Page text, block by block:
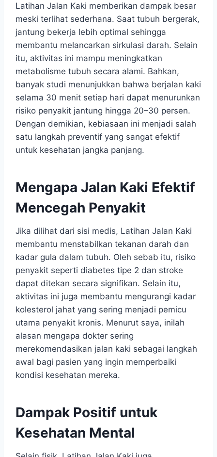
Latihan Jalan Kaki memberikan dampak besar
meski terlihat sederhana. Saat tubuh bergerak,
jantung bekerja lebih optimal sehingga
membantu melancarkan sirkulasi darah. Selain
itu, aktivitas ini mampu meningkatkan
metabolisme tubuh secara alami. Bahkan,
banyak studi menunjukkan bahwa berjalan kaki
selama 30 menit setiap hari dapat menurunkan
risiko penyakit jantung hingga 20–30 persen.
Dengan demikian, kebiasaan ini menjadi salah
satu langkah preventif yang sangat efektif
untuk kesehatan jangka panjang.
Mengapa Jalan Kaki Efektif
Mencegah Penyakit
Jika dilihat dari sisi medis, Latihan Jalan Kaki
membantu menstabilkan tekanan darah dan
kadar gula dalam tubuh. Oleh sebab itu, risiko
penyakit seperti diabetes tipe 2 dan stroke
dapat ditekan secara signifikan. Selain itu,
aktivitas ini juga membantu mengurangi kadar
kolesterol jahat yang sering menjadi pemicu
utama penyakit kronis. Menurut saya, inilah
alasan mengapa dokter sering
merekomendasikan jalan kaki sebagai langkah
awal bagi pasien yang ingin memperbaiki
kondisi kesehatan mereka.
Dampak Positif untuk
Kesehatan Mental